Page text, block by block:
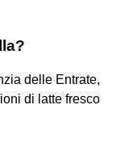
delle Entrate,
di latte fresco